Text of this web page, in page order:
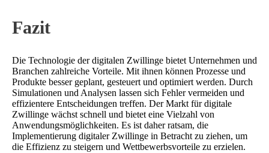
Fazit
Die Technologie der digitalen Zwillinge bietet Unternehmen und
Branchen zahlreiche Vorteile. Mit ihnen können Prozesse und
Produkte besser geplant, gesteuert und optimiert werden. Durch
Simulationen und Analysen lassen sich Fehler vermeiden und
effizientere Entscheidungen treffen. Der Markt für digitale
Zwillinge wächst schnell und bietet eine Vielzahl von
Anwendungsmöglichkeiten. Es ist daher ratsam, die
Implementierung digitaler Zwillinge in Betracht zu ziehen, um
die Effizienz zu steigern und Wettbewerbsvorteile zu erzielen.